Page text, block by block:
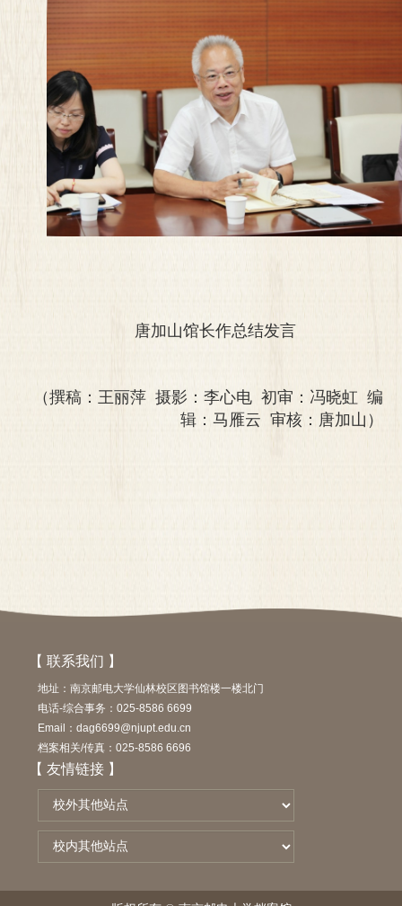
唐加山馆长作总结发言
（撰稿：王丽萍 摄影：李心电 初审：冯晓虹 编
辑：马雁云 审核：唐加山）
【 联系我们 】
地址：南京邮电大学仙林校区图书馆楼一楼北门
电话-综合事务：025-8586 6699
Email：dag6699@njupt.edu.cn
档案相关/传真：025-8586 6696
【 友情链接 】